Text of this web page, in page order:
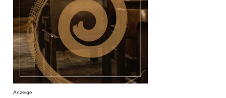
Anzeige